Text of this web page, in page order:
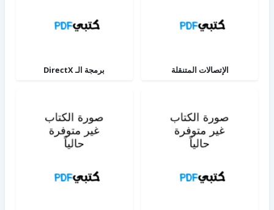
الإتصالات المتنقلة برمجة الـ DirectX